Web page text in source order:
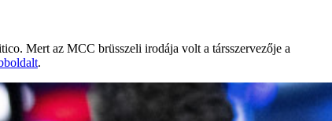
Mert az MCC brüsszeli irodája volt a társszervezője a
.